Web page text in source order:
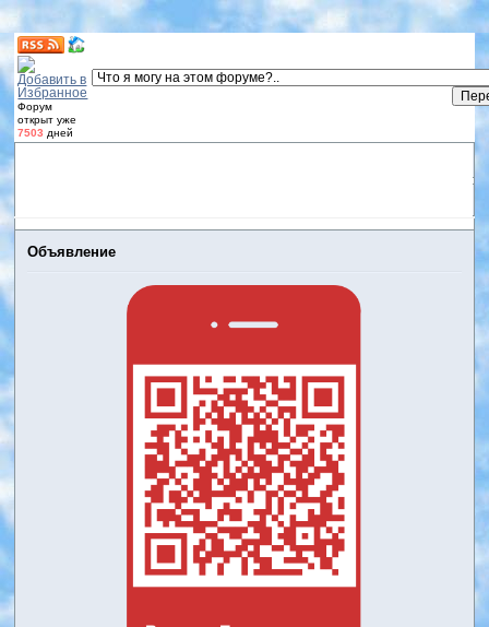
Форум
открыт уже
7503 дней
Объявление